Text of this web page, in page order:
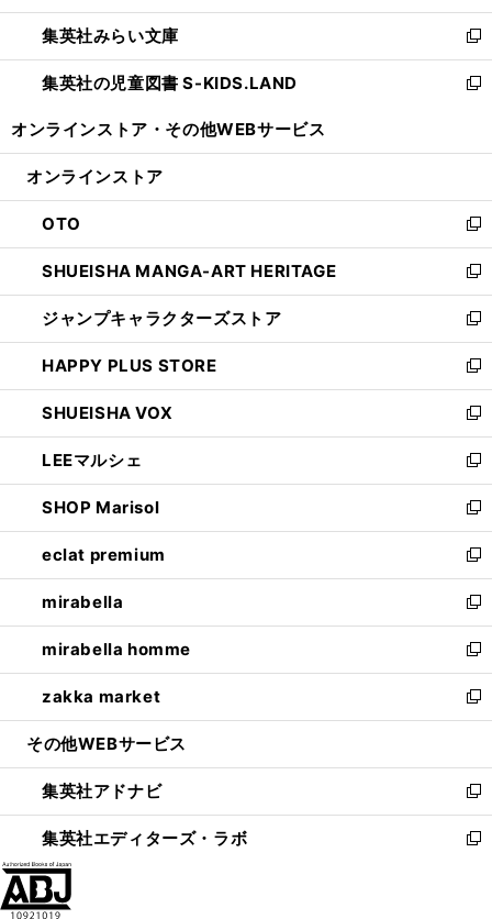
開
く
ウ
で
開
く
ン
ド
ウ
で
ウ
ィ
ン
ド
開
集英社みらい文庫
新
し
い
ン
ウ
で
開
く
集英社の児童図書 S-KIDS.LAND
新
ウ
ン
ド
ウ
で
開
く
オンラインストア・ その他WEBサービス
オンラインストア
OTO
新
し
い
ウ
ィ
ン
ド
ウ
で
開
く
SHUEISHA MANGA-ART HERITAGE
新
し
い
ウ
ィ
ン
ド
ウ
で
開
く
ジャンプキャラクターズストア
新
し
い
ウ
ィ
ン
ド
ウ
で
開
く
HAPPY PLUS STORE
新
し
い
ウ
ィ
ン
ド
ウ
で
開
く
SHUEISHA VOX
新
し
い
ウ
ィ
ン
ド
ウ
で
開
く
LEEマルシェ
新
し
い
ウ
ィ
ン
ド
ウ
で
開
く
SHOP Marisol
新
し
い
ウ
ィ
ン
ド
ウ
で
開
eclat premium
新
し
い
ウ
ィ
ン
ド
ウ
開
く
mirabella
新
し
い
ウ
ィ
ン
ウ
で
開
く
mirabella homme
新
し
い
ウ
ン
ド
ウ
で
zakka market
新
し
ウ
ィ
ン
ド
その他WEBサービス
集英社アドナビ
新
し
い
集英社エディターズ・ラボ
新